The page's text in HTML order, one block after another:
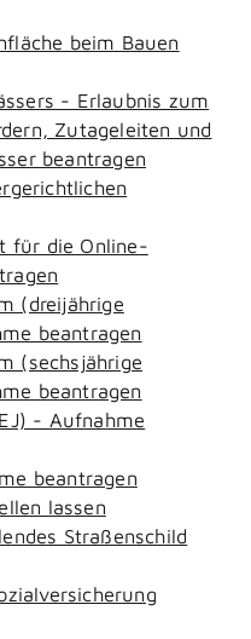
beim Bauen
- Erlaubnis zum
Zutageleiten und
beantragen
für die Online-
(dreijährige
beantragen
(sechsjährige
beantragen
- Aufnahme
beantragen
lassen
Straßenschild